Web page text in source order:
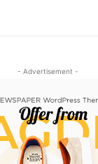
- Advertisement -